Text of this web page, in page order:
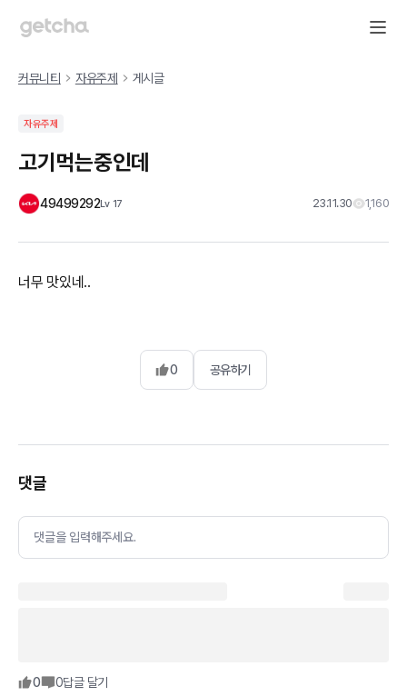
커뮤니티 자유주제 게시글
자유주제
고기먹는중인데
49499292Lv 17 23.11.30 1,160
너무 맛있네..
0 공유하기
댓글
댓글을 입력해주세요.
0 0답글 달기